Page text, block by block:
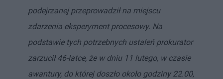
podejrzanej przeprowadził na miejscu
zdarzenia eksperyment procesowy. Na
podstawie tych potrzebnych ustaleń prokurator
zarzucił 46-latce, że w dniu 11 lutego, w czasie
awantury, do której doszło około godziny 22.00,